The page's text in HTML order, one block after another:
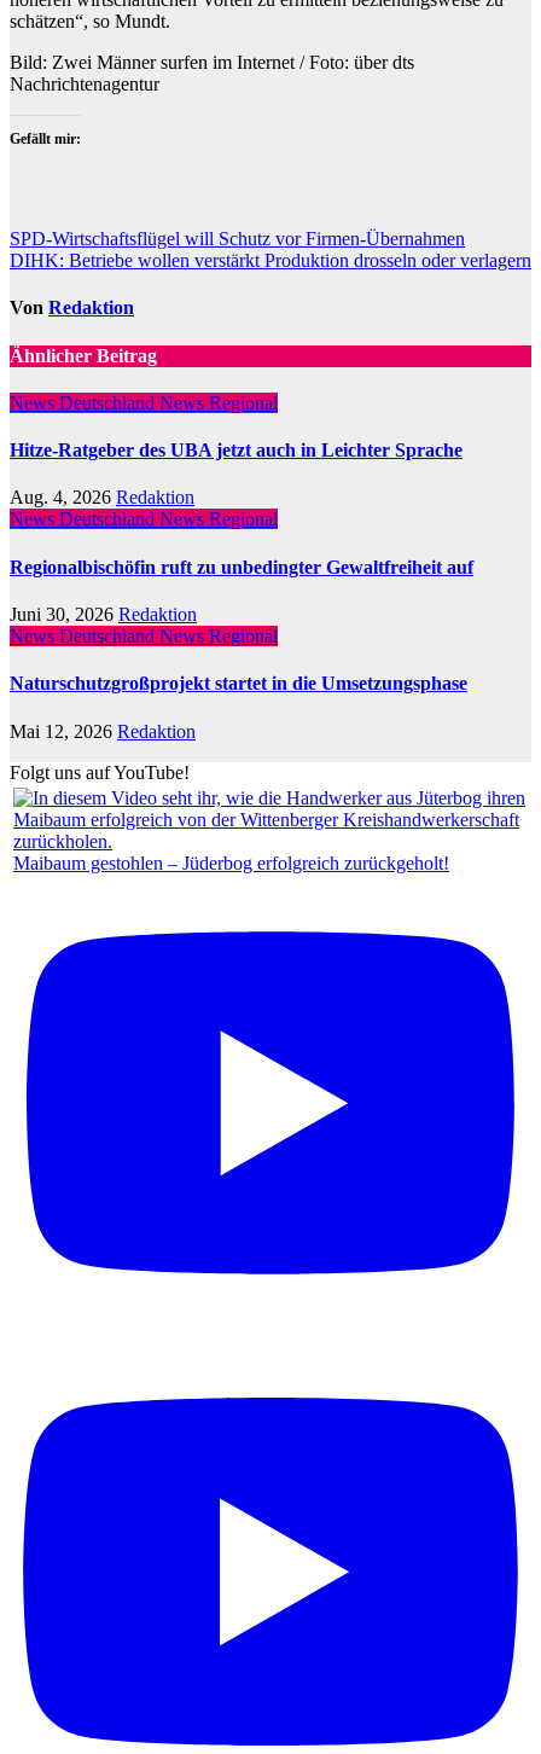
schätzen“, so Mundt.
Bild: Zwei Männer surfen im Internet / Foto: über dts
Nachrichtenagentur
Gefällt mir:
Beitragsnavigation
SPD-Wirtschaftsflügel will Schutz vor Firmen-Übernahmen
DIHK: Betriebe wollen verstärkt Produktion drosseln oder verlagern
Von Redaktion
Ähnlicher Beitrag
News Deutschland News Regional
Hitze-Ratgeber des UBA jetzt auch in Leichter Sprache
Aug. 4, 2026 Redaktion
News Deutschland News Regional
Regionalbischöfin ruft zu unbedingter Gewaltfreiheit auf
Juni 30, 2026 Redaktion
News Deutschland News Regional
Naturschutzgroßprojekt startet in die Umsetzungsphase
Mai 12, 2026 Redaktion
Folgt uns auf YouTube!
Maibaum gestohlen – Jüderbog erfolgreich zurückgeholt!